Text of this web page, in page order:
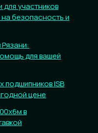
участников
безопасность и
для вашей
подшипников ISB
цене
в